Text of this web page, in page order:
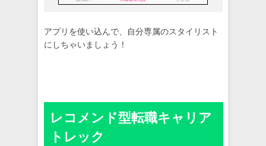
アプリを使い込んで、自分専属のスタイリスト
にしちゃいましょう！
レコメンド型転職キャリア
トレック